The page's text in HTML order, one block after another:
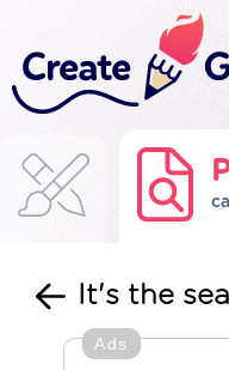
It's the
Ads